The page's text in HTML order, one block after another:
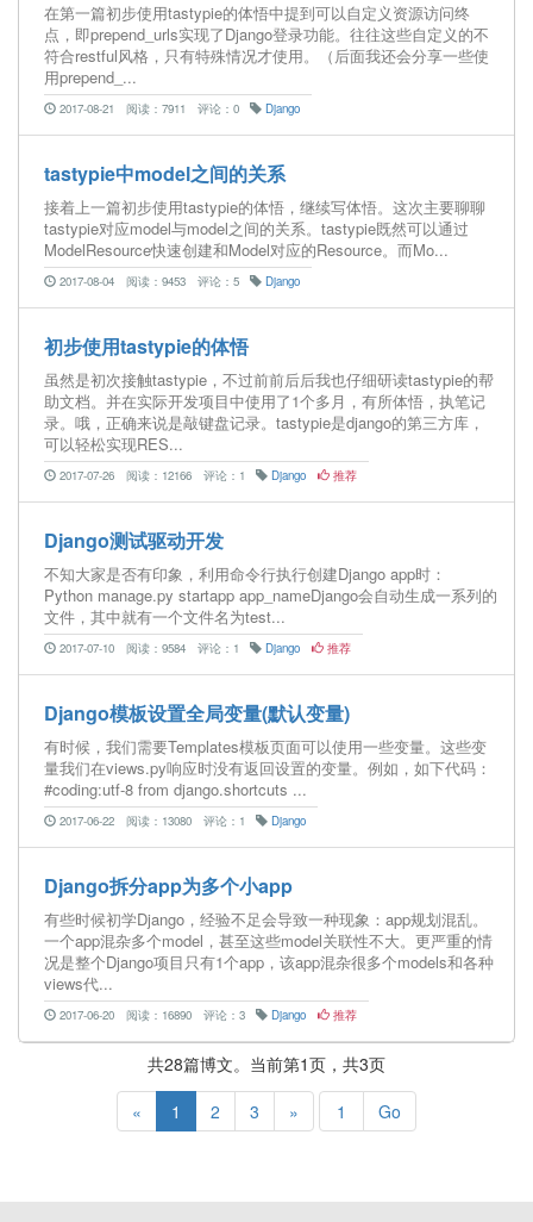
在第一篇初步使用tastypie的体悟中提到可以自定义资源访问终
点，即prepend_urls实现了Django登录功能。往往这些自定义的不
符合restful风格，只有特殊情况才使用。（后面我还会分享一些使
用prepend_...
2017-08-21 阅读：7911 评论：0 Django
tastypie中model之间的关系
接着上一篇初步使用tastypie的体悟，继续写体悟。这次主要聊聊
tastypie对应model与model之间的关系。tastypie既然可以通过
ModelResource快速创建和Model对应的Resource。而Mo...
2017-08-04 阅读：9453 评论：5 Django
初步使用tastypie的体悟
虽然是初次接触tastypie，不过前前后后我也仔细研读tastypie的帮
助文档。并在实际开发项目中使用了1个多月，有所体悟，执笔记
录。哦，正确来说是敲键盘记录。tastypie是django的第三方库，
可以轻松实现RES...
2017-07-26 阅读：12166 评论：1 Django 推荐
Django测试驱动开发
不知大家是否有印象，利用命令行执行创建Django app时：
Python manage.py startapp app_nameDjango会自动生成一系列的
文件，其中就有一个文件名为test...
2017-07-10 阅读：9584 评论：1 Django 推荐
Django模板设置全局变量(默认变量)
有时候，我们需要Templates模板页面可以使用一些变量。这些变
量我们在views.py响应时没有返回设置的变量。例如，如下代码：
#coding:utf-8 from django.shortcuts ...
2017-06-22 阅读：13080 评论：1 Django
Django拆分app为多个小app
有些时候初学Django，经验不足会导致一种现象：app规划混乱。
一个app混杂多个model，甚至这些model关联性不大。更严重的情
况是整个Django项目只有1个app，该app混杂很多个models和各种
views代...
2017-06-20 阅读：16890 评论：3 Django 推荐
共28篇博文。当前第1页，共3页
«
1 2 3 » Go